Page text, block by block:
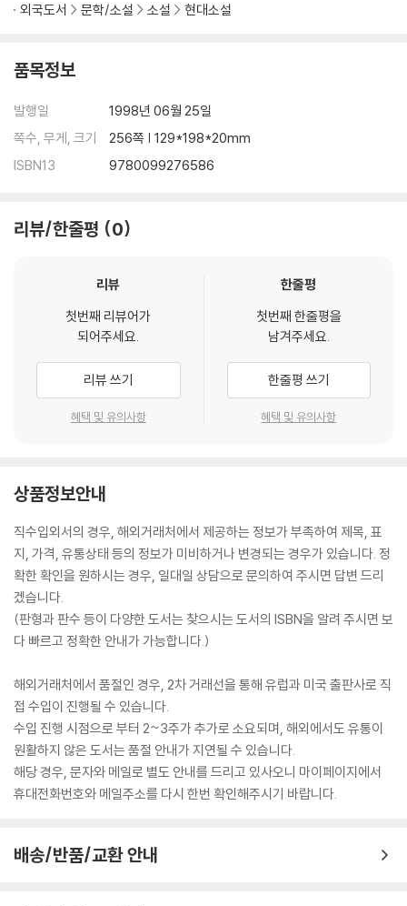
외국도서
문학/소설 소설 현대소설
품목정보
발행일
1998년 06월 25일
쪽수, 무게, 크기
256쪽 | 129*198*20mm
ISBN13
9780099276586
리뷰/한줄평 0
리뷰
첫번째 리뷰어가
되어주세요.
리뷰 쓰기
혜택 및 유의사항
한줄평
첫번째 한줄평을
남겨주세요.
한줄평 쓰기
혜택 및 유의사항
상품정보안내
직수입외서의 경우, 해외거래처에서 제공하는 정보가 부족하여 제목, 표
지, 가격, 유통상태 등의 정보가 미비하거나 변경되는 경우가 있습니다. 정
확한 확인을 원하시는 경우, 일대일 상담으로 문의하여 주시면 답변 드리
겠습니다.
(판형과 판수 등이 다양한 도서는 찾으시는 도서의 ISBN을 알려 주시면 보
다 빠르고 정확한 안내가 가능합니다.)
해외거래처에서 품절인 경우, 2차 거래선을 통해 유럽과 미국 출판사로 직
접 수입이 진행될 수 있습니다.
수입 진행 시점으로 부터 2~3주가 추가로 소요되며, 해외에서도 유통이
원활하지 않은 도서는 품절 안내가 지연될 수 있습니다.
해당 경우, 문자와 메일로 별도 안내를 드리고 있사오니 마이페이지에서
휴대전화번호와 메일주소를 다시 한번 확인해주시기 바랍니다.
배송/반품/교환 안내